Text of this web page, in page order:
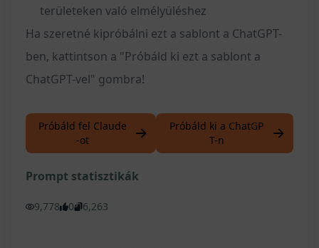
területeken való elmélyüléshez
Ha szeretné kipróbálni ezt a sablont a ChatGPT-
ben, kattintson a "Próbáld ki ezt a sablont a
ChatGPT-vel" gombra!
Próbáld fel Claude
-ot
Próbáld ki a ChatGP
T-n
Prompt statisztikák
9,778 0 6,263